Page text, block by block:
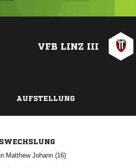
VFB LINZ III
AUFSTELLUNG
  